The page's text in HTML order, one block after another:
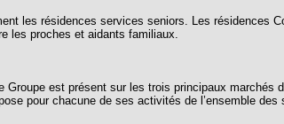
les résidences services seniors. Les résidences
les proches et aidants familiaux.
est présent sur les trois principaux marchés
pour chacune de ses activités de l’ensemble